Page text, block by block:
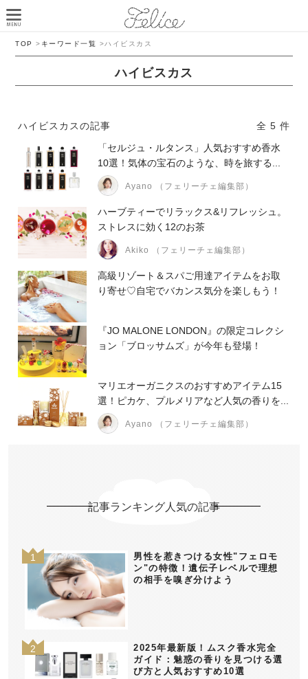
TOP > キーワード一覧 >ハイビスカス
ハイビスカス
ハイビスカスの記事
全 5 件
「セルジュ・ルタンス」人気おすすめ香水
10選！気体の宝石のような、時を旅する...
Ayano （フェリーチェ編集部）
ハーブティーでリラックス&リフレッシュ。
ストレスに効く12のお茶
Akiko （フェリーチェ編集部）
高級リゾート＆スパご用達アイテムをお取
り寄せ♡自宅でバカンス気分を楽しもう！
『JO MALONE LONDON』の限定コレクシ
ョン「ブロッサムズ」が今年も登場！
マリエオーガニクスのおすすめアイテム15
選！ピカケ、プルメリアなど人気の香りを...
Ayano （フェリーチェ編集部）
記事ランキング人気の記事
男性を惹きつける女性"フェロモ
ン"の特徴！遺伝子レベルで理想
の相手を嗅ぎ分けよう
2025年最新版！ムスク香水完全
ガイド：魅惑の香りを見つける選
び方と人気おすすめ10選